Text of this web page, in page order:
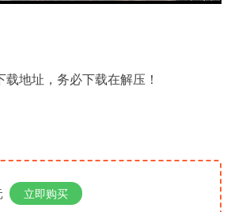
地址，务必下载在解压！
立即购买